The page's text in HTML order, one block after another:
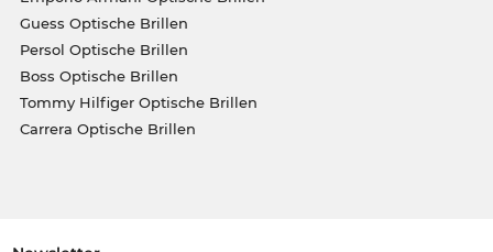
Guess Optische Brillen
Persol Optische Brillen
Boss Optische Brillen
Tommy Hilfiger Optische Brillen
Carrera Optische Brillen